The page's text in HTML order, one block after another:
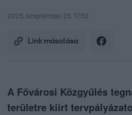
2025. szeptember 25. 17:53
Link másolása
A Fővárosi Közgyűlés
területre kiírt